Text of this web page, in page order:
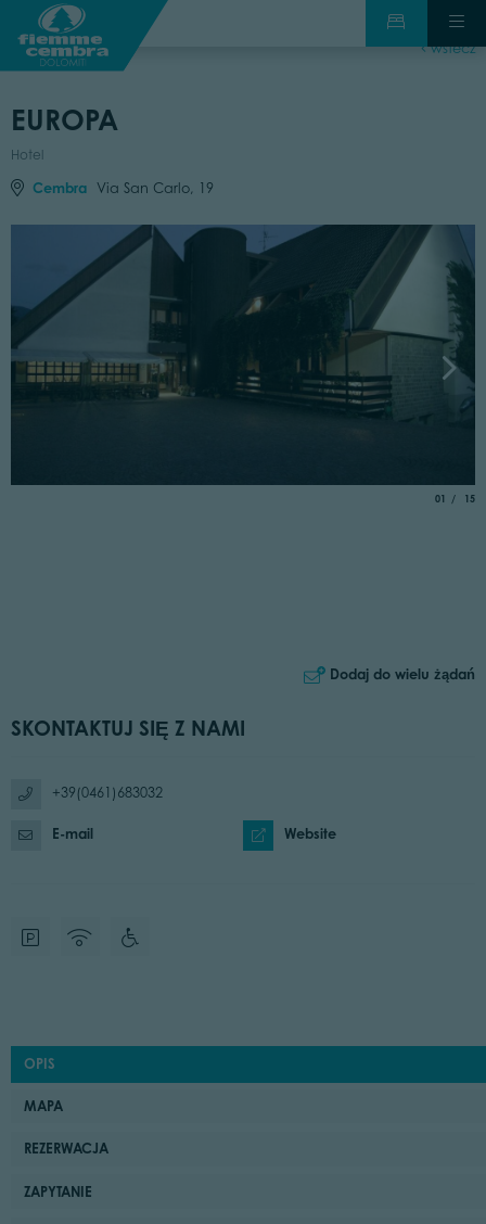
wstecz
EUROPA
Hotel
Cembra Via San Carlo, 19
01 of
15
Dodaj do wielu żądań
SKONTAKTUJ SIĘ Z NAMI
+39(0461)683032
E-mail Website
OPIS
MAPA
REZERWACJA
ZAPYTANIE